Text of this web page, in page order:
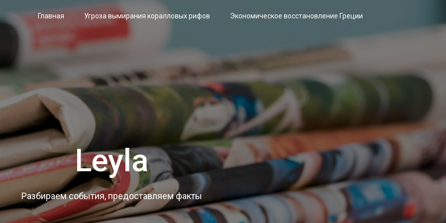
Главная Угроза вымирания коралловых рифов Экономическое восстановление Греции
Leyla
Разбираем события, предоставляем факты